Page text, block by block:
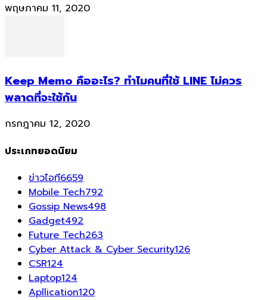
พฤษภาคม 11, 2020
Keep Memo คืออะไร? ทำไมคนที่ใช้ LINE ไม่ควร
พลาดที่จะใช้กัน
กรกฎาคม 12, 2020
ประเภทยอดนิยม
ข่าวไอที6659
Mobile Tech792
Gossip News498
Gadget492
Future Tech263
Cyber Attack & Cyber Security126
CSR124
Laptop124
Apllication120